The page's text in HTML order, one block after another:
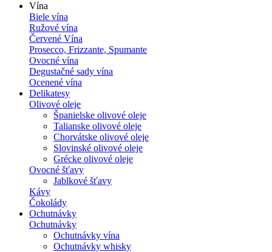
Vína
Biele vína
Ružové vína
Červené Vína
Prosecco, Frizzante, Spumante
Ovocné vína
Degustačné sady vína
Ocenené vína
Delikatesy
Olivové oleje
Španielske olivové oleje
Talianske olivové oleje
Chorvátske olivové oleje
Slovinské olivové oleje
Grécke olivové oleje
Ovocné šťavy
Jablkové šťavy
Kávy
Čokolády
Ochutnávky
Ochutnávky
Ochutnávky vína
Ochutnávky whisky